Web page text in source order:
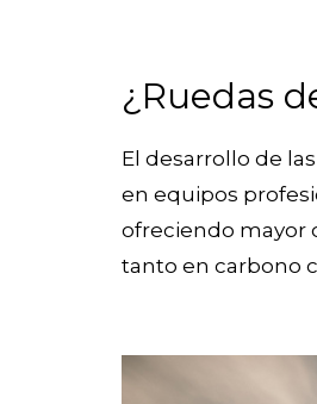
¿Ruedas
El desarrollo de
en equipos
ofreciendo mayor
tanto en carbono